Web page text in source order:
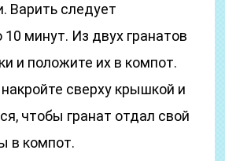
Варить следует
10 минут. Из двух гранатов
и положите их в компот.
сверху крышкой и
чтобы гранат отдал свой
в компот.